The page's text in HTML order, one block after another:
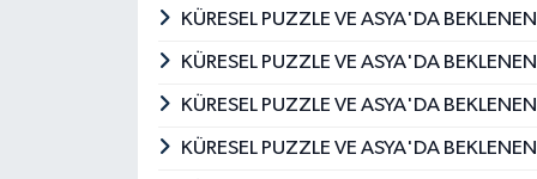
Fransızca ve İngilizce bilen
KÜRESEL PUZZLE VE ASYA'DA
KÜRESEL PUZZLE VE ASYA'DA
KÜRESEL PUZZLE VE ASYA'DA
KÜRESEL PUZZLE VE ASYA'DA